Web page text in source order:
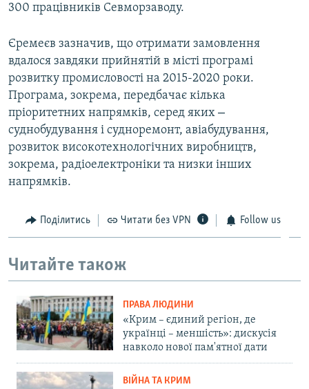
300 працівників Севморзаводу.
Єремеєв зазначив, що отримати замовлення
вдалося завдяки прийнятій в місті програмі
розвитку промисловості на 2015-2020 роки.
Програма, зокрема, передбачає кілька
пріоритетних напрямків, серед яких –
суднобудування і судноремонт, авіабудування,
розвиток високотехнологічних виробництв,
зокрема, радіоелектроніки та низки інших
напрямків.
Поділитись Читати без VPN Follow us
Читайте також
ПРАВА ЛЮДИНИ
«Крим – єдиний регіон, де
українці – меншість»: дискусія
навколо нової пам'ятної дати
ВІЙНА ТА КРИМ